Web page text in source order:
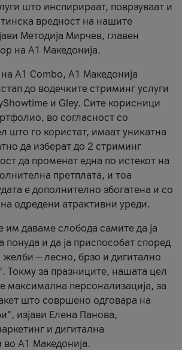
што инспирираат, поврзуваат и
вредност на нашите
Методија Мирчев, главен
на А1 Македонија.
A1 Combo, А1 Македонија
до водечките стриминг услуги
и Gley. Сите корисници
во согласност со
што го користат, имаат уникатна
да изберат до 2 стриминг
да променат една по истекот на
претплата, и тоа
е дополнително збогатена и со
одредени атрактивни уреди.
им даваме слобода самите да ја
понуда и да ја приспособат според
желби — лесно, брзо и дигитално
Токму за празниците, нашата цел
максимална персонализација, за
што совршено одговара на
изјави Елена Панова,
и дигитална
А1 Македонија.